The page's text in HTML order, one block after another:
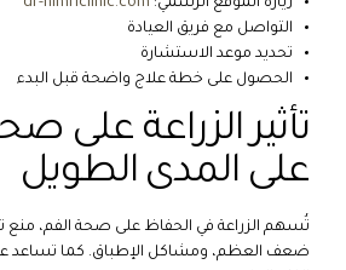
التواصل مع فريق العيادة
تحديد موعد الاستشارة
الحصول على خطة علاج واضحة قبل البدء
تأثير الزراعة على
على المدى الطويل
تُسهم الزراعة في الحفاظ على صحة الفم، منع
ضعف العظم، ومشاكل الإطباق. كما تساعد